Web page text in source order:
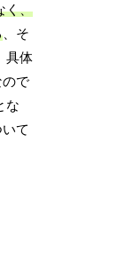
く、
、そ
具体
ので
な
て